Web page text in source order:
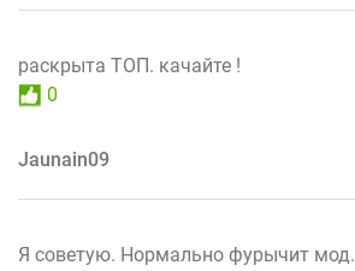
раскрыта ТОП. качайте !
0
Jaunain09
Я советую. Нормально фурычит мод.